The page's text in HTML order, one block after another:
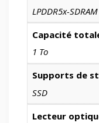
LPDDR5x-SDRAM
Capacité
1 To
Supports de
SSD
Lecteur